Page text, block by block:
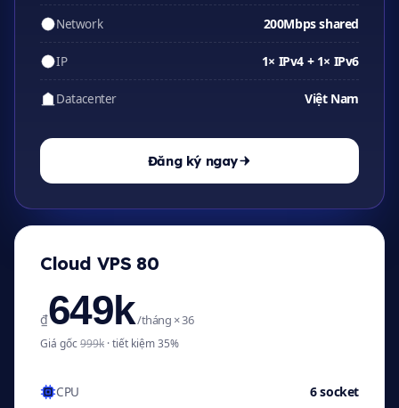
Network 200Mbps shared
IP 1× IPv4 + 1× IPv6
Datacenter Việt Nam
Đăng ký ngay
Cloud VPS 80
₫649k/tháng × 36
Giá gốc999k · tiết kiệm 35%
CPU 6 socket